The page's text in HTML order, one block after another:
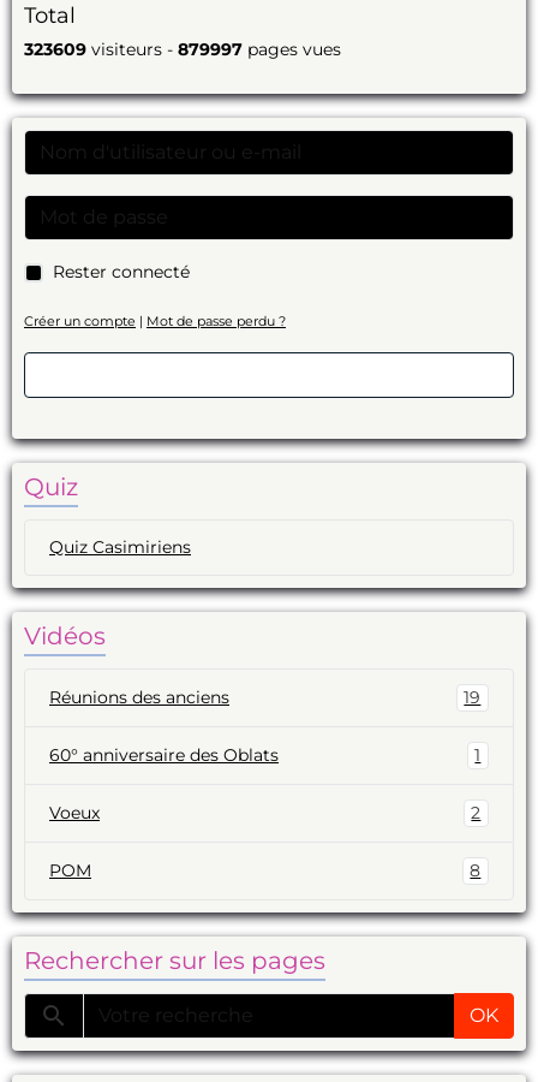
Total
323609 visiteurs - 879997 pages vues
Rester connecté
Créer un compte | Mot de passe perdu ?
Quiz
Quiz Casimiriens
Vidéos
Réunions des anciens 19
60° anniversaire des Oblats 1
Voeux 2
POM 8
Rechercher sur les pages
OK